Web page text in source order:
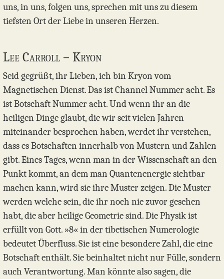
uns, in uns, folgen uns, sprechen mit uns zu diesem
tiefsten Ort der Liebe in unseren Herzen.
Lee Carroll – Kryon
Seid gegrüßt, ihr Lieben, ich bin Kryon vom
Magnetischen Dienst. Das ist Channel Nummer acht. Es
ist Botschaft Nummer acht. Und wenn ihr an die
heiligen Dinge glaubt, die wir seit vielen Jahren
miteinander besprochen haben, werdet ihr verstehen,
dass es Botschaften innerhalb von Mustern und Zahlen
gibt. Eines Tages, wenn man in der Wissenschaft an den
Punkt kommt, an dem man Quantenenergie sichtbar
machen kann, wird sie ihre Muster zeigen. Die Muster
werden welche sein, die ihr noch nie zuvor gesehen
habt, die aber heilige Geometrie sind. Die Physik ist
erfüllt von Gott. »8« in der tibetischen Numerologie
bedeutet Überfluss. Sie ist eine besondere Zahl, die eine
Botschaft enthält. Sie beinhaltet nicht nur Fülle, sondern
auch Verantwortung. Man könnte also sagen, die